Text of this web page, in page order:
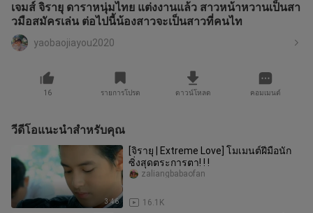
เจมส์ จิรายุ ดาราหนุ่มไทย แต่งงานแล้ว สาวหน้าหวานเป็นสา
วมือสมัครเล่น ต่อไปนี้น้องสาวจะเป็นสาวที่คนไท
yaobaojiayou2020
16 รายการโปรด ดาวน์โหลด คอมเมนต์
วีดีโอแนะนำสำหรับคุณ
3:46
[จิรายุ | Extreme Love] โมเมนต์ฝีมือนัก
ซิ่งสุดตระการตา! ! !
16.1K
zaliangbabaofan